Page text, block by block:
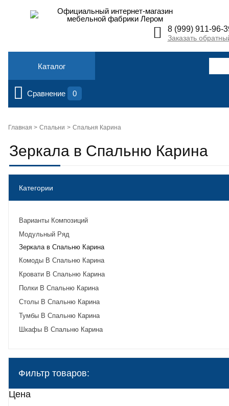
Официальный интернет-магазин
мебельной фабрики Лером
8 (999) 911-96-
Заказать
Каталог
Сравнение 0
Главная > Спальни Спальня Карина
Зеркала в Спальню Карина
Категории
Варианты Композиций
Модульный Ряд
Зеркала в Спальню Карина
Комоды В Спальню Карина
Кровати В Спальню Карина
Полки В Спальню Карина
Столы В Спальню Карина
Тумбы В Спальню Карина
Шкафы В Спальню Карина
Фильтр товаров:
Цена